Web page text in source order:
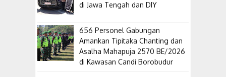
di Jawa Tengah dan DIY
656 Personel Gabungan
Amankan Tipitaka Chanting dan
Asalha Mahapuja 2570 BE/2026
di Kawasan Candi Borobudur